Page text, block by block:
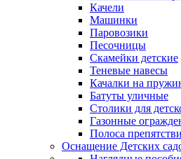
Качели
Машинки
Паровозики
Песочницы
Скамейки детские
Теневые навесы
Качалки на
Батуты уличные
Столики для
Газонные
Полоса
Оснащение Детских